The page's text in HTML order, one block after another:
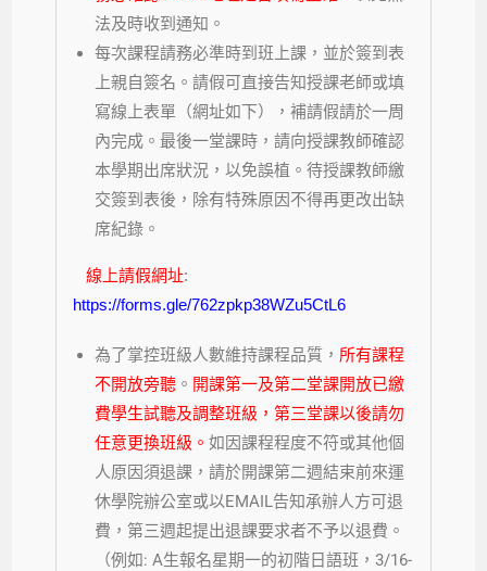
法及時收到通知。
每次課程請務必準時到班上課，並於簽到表
上親自簽名。請假可直接告知授課老師或填
寫線上表單（網址如下），補請假請於一周
內完成。最後一堂課時，請向授課教師確認
本學期出席狀況，以免誤植。待授課教師繳
交簽到表後，除有特殊原因不得再更改出缺
席紀錄。
線上請假網址:
https://forms.gle/762zpkp38WZu5CtL6
為了掌控班級人數維持課程品質， 所有課程
不開放旁聽 。 開課第一及第二堂課開放已繳
費學生試聽及調整班級，第三堂課以後請勿
任意更換班級。如因課程程度不符或其他個
人原因須退課，請於開課第二週結束前來運
休學院辦公室或以EMAIL告知承辦人方可退
費，第三週起提出退課要求者不予以退費。
（例如: A生報名星期一的初階日語班，3/16-